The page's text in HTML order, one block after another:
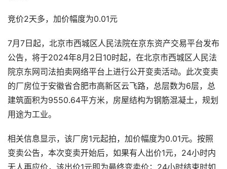
竞价2天多，加价幅度为0.01元
7月7日起，北京市西城区人民法院在京东资产交易平台发布
公告，将于2024年8月2日10时起，在北京市西城区人民法
院京东网司法拍卖网络平台上进行公开变卖活动。此次变卖
的厂房位于安徽省合肥市高新区云飞路，总层数为6层，总
建筑面积为9550.64平方米，房屋结构为钢筋混凝土，规划
用途为工业。
相关信息显示，该厂房1元起拍，加价幅度为0.01元。按照
变卖公告，本次变卖开始后，如果有人出价1元，24小时内